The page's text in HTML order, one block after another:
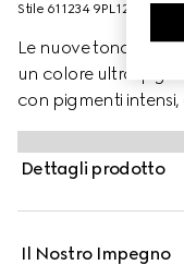
Stile ‎611234 9PL12 9530
Le nuove tonalità di
un colore ultra-
con pigmenti intensi,
un effetto seta
alle sbavature,
lunga tenuta.
Dettagli prodotto
Il Nostro Impegno